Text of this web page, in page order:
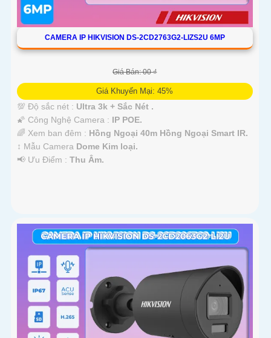
CAMERA IP HIKVISION DS-2CD2763G2-LIZS2U 6MP
Giá Bán: 00 ₫
Giá Khuyến Mại: 45%
💯 Độ sắc nét : Ultra 3k + Sắc Nét .
🌠 Công Nghệ Camera : IP POE.
🌈 Xem ban đêm : Hồng Ngoại 40m Hồng Ngoại Smart IR.
↕️ Mẫu Camera Dome Kim loại.
️📢 Ưu Điểm : Thu Âm.